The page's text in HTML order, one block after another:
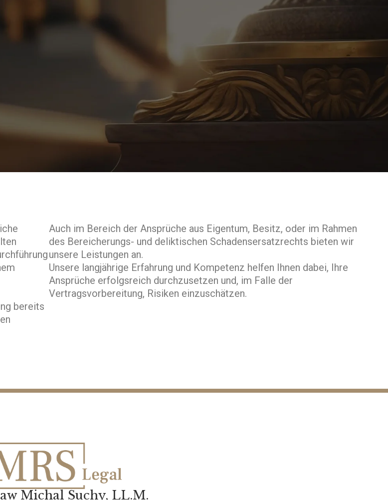
bereits
Auch im Bereich der Ansprüche aus Eigentum, Besitz, oder im Rahmen
des Bereicherungs- und deliktischen Schadensersatzrechts bieten wir
unsere Leistungen an.
Unsere langjährige Erfahrung und Kompetenz helfen Ihnen dabei, Ihre
Ansprüche erfolgsreich durchzusetzen und, im Falle der
Vertragsvorbereitung, Risiken einzuschätzen.
Michal Suchy, LL.M.